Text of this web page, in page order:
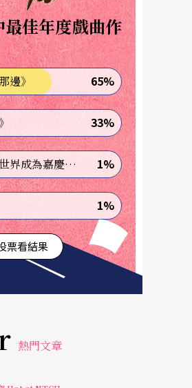
佳年度戲曲作
邊》 65%
33%
《轉生到異世界成為嘉慶君—發現我的祖先是詐騙集團!?》 1%
1%
票看結果
熱門文章